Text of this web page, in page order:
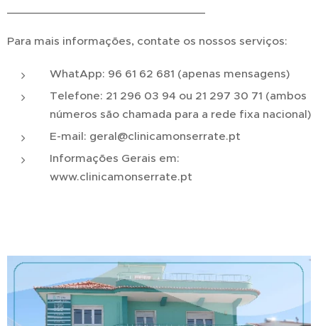
Para mais informações, contate os nossos serviços:
WhatApp: 96 61 62 681 (apenas mensagens)
Telefone: 21 296 03 94 ou 21 297 30 71 (ambos
números são chamada para a rede fixa nacional)
E-mail: geral@clinicamonserrate.pt
Informações Gerais em:
www.clinicamonserrate.pt